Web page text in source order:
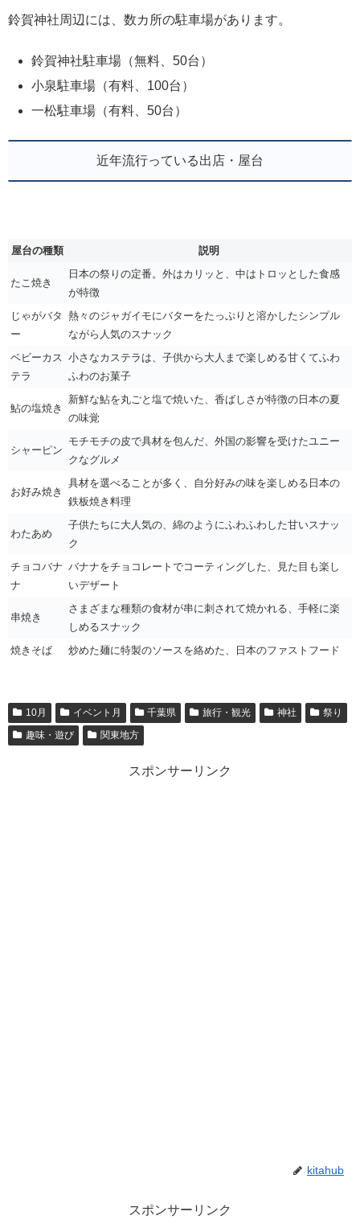
鈴賀神社周辺には、数カ所の駐車場があります。
鈴賀神社駐車場（無料、50台）
小泉駐車場（有料、100台）
一松駐車場（有料、50台）
近年流行っている出店・屋台
屋台の種類 説明
たこ焼き
日本の祭りの定番。外はカリッと、中はトロッとした食感
が特徴
じゃがバタ
ー
熱々のジャガイモにバターをたっぷりと溶かしたシンプル
ながら人気のスナック
ベビーカス
テラ
小さなカステラは、子供から大人まで楽しめる甘くてふわ
ふわのお菓子
鮎の塩焼き
新鮮な鮎を丸ごと塩で焼いた、香ばしさが特徴の日本の夏
の味覚
シャーピン
モチモチの皮で具材を包んだ、外国の影響を受けたユニー
クなグルメ
お好み焼き
具材を選べることが多く、自分好みの味を楽しめる日本の
鉄板焼き料理
わたあめ
子供たちに大人気の、綿のようにふわふわした甘いスナッ
ク
チョコバナ
ナ
バナナをチョコレートでコーティングした、見た目も楽し
いデザート
串焼き
さまざまな種類の食材が串に刺されて焼かれる、手軽に楽
しめるスナック
焼きそば
炒めた麺に特製のソースを絡めた、日本のファストフード
10月 イベント月 千葉県 旅行・観光 神社
祭り
趣味・遊び
関東地方
スポンサーリンク
kitahub
スポンサーリンク